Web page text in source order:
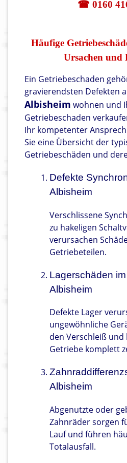
☎ 0160
Häufige
Ursachen
Ein Getriebeschaden
gravierendsten Defekten
Albisheim wohnen und
Getriebeschaden
Ihr kompetenter
Sie eine Übersicht der
Getriebeschäden und
Defekte
Albisheim
Verschlissene
zu hakeligen
verursachen
Getriebeteilen.
Lagerschäden
Albisheim
Defekte Lager
ungewöhnliche
den Verschleiß und
Getriebe komplett
Albisheim
Abgenutzte oder
Zahnräder sorgen
Lauf und führen
Totalausfall.